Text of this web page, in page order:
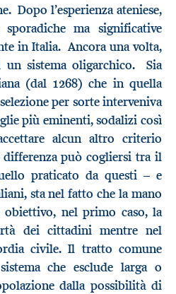
Dopo l’esperienza ateniese,
ma significative
in Italia. Ancora una volta,
sistema oligarchico. Sia
(dal 1268) che in quella
per sorte interveniva
più eminenti, sodalizi così
alcun altro criterio
può cogliersi tra il
praticato da questi – e
sta nel fatto che la mano
obiettivo, nel primo caso, la
dei cittadini mentre nel
civile. Il tratto comune
che esclude larga o
dalla possibilità di